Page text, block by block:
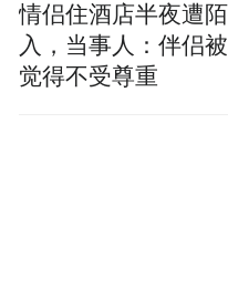
情侣住酒店半夜遭
入，当事人：伴侣被
觉得不受尊重